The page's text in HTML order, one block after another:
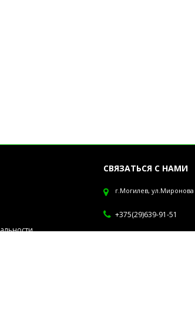
СВЯЗАТЬСЯ С НАМИ
г.Могилев, ул.Миронова
+375(29)639-91-51